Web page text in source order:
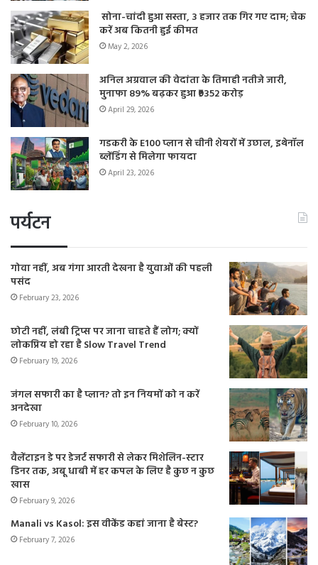
सोना-चांदी हुआ सस्ता, 3 हजार तक गिर गए दाम; चेक
करें अब कितनी हुई कीमत
May 2, 2026
अनिल अग्रवाल की वेदांता के तिमाही नतीजे जारी,
मुनाफा 89% बढ़कर हुआ ₹9352 करोड़
April 29, 2026
गडकरी के E100 प्लान से चीनी शेयरों में उछाल, इथेनॉल
ब्लेंडिंग से मिलेगा फायदा
April 23, 2026
पर्यटन
गोवा नहीं, अब गंगा आरती देखना है युवाओं की पहली
पसंद
February 23, 2026
छोटी नहीं, लंबी ट्रिप्स पर जाना चाहते हैं लोग; क्यों
लोकप्रिय हो रहा है Slow Travel Trend
February 19, 2026
जंगल सफारी का है प्लान? तो इन नियमों को न करें
अनदेखा
February 10, 2026
वैलेंटाइन डे पर डेजर्ट सफारी से लेकर मिशेलिन-स्टार
डिनर तक, अबू धाबी में हर कपल के लिए है कुछ न कुछ
खास
February 9, 2026
Manali vs Kasol: इस वीकेंड कहां जाना है बेस्ट?
February 7, 2026